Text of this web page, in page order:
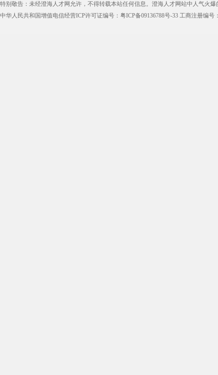
特别敬告：未经澄海人才网允许，不得转载本站任何信息。澄海人才网站中人气火
中华人民共和国增值电信经营ICP许可证编号：粤ICP备09136788号-33 工商注册编号